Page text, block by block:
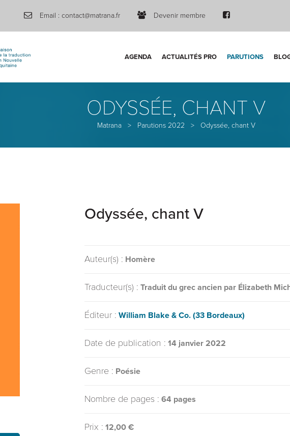
Email : contact@matrana.fr Devenir membre
AGENDA ACTUALITÉS PRO PARUTIONS
ODYSSÉE, CHANT V
Matrana> Parutions 2022 > Odyssée, chant V
Odyssée, chant V
Auteur(s) : Homère
Traducteur(s) : Traduit du grec ancien par Élizabeth
Éditeur : William Blake & Co. (33 Bordeaux)
Date de publication : 14 janvier 2022
Genre : Poésie
Nombre de pages : 64 pages
Prix : 12,00 €